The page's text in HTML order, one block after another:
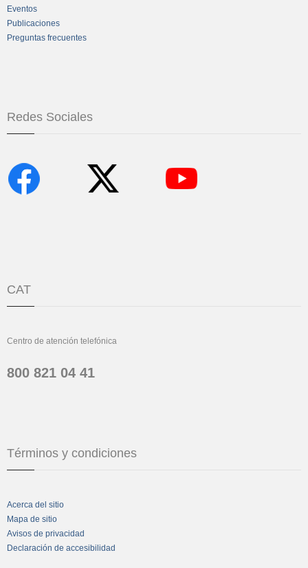
Eventos
Publicaciones
Preguntas frecuentes
Redes Sociales
CAT
Centro de atención telefónica
800 821 04 41
Términos y condiciones
Acerca del sitio
Mapa de sitio
Avisos de privacidad
Declaración de accesibilidad